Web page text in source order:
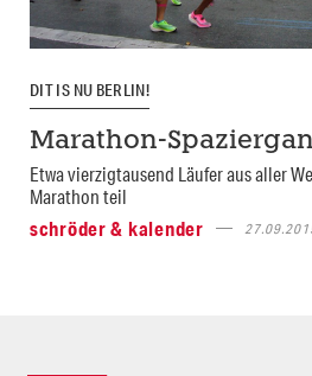
DIT IS NU BERLIN!
Marathon-
Etwa vierzigtausend Läufer aus aller
Marathon teil
schröder & kalender